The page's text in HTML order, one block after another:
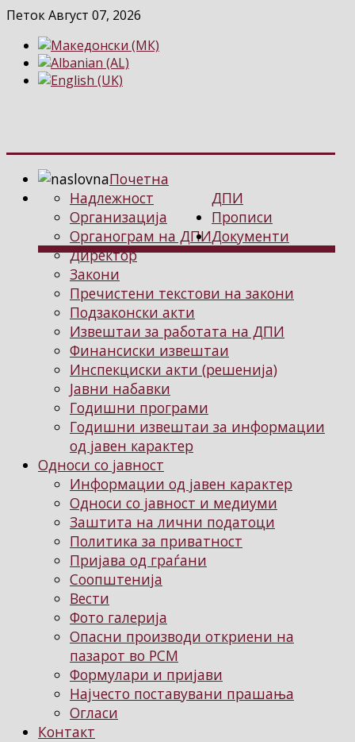
Петок Август 07, 2026
Почетна
ДПИ
Надлежност
Организација
Органограм на ДПИ
Директор
Прописи
Закони
Пречистени текстови на закони
Подзаконски акти
Документи
Извештаи за работата на ДПИ
Финансиски извештаи
Инспекциски акти (решенија)
Јавни набавки
Годишни програми
Годишни извештаи за информации
од јавен карактер
Односи со јавност
Информации од јавен карактер
Односи со јавност и медиуми
Заштита на лични податоци
Политика за приватност
Пријава од граѓани
Соопштенија
Вести
Фото галерија
Опасни производи откриени на
пазарот во РСМ
Формулари и пријави
Најчесто поставувани прашања
Огласи
Контакт